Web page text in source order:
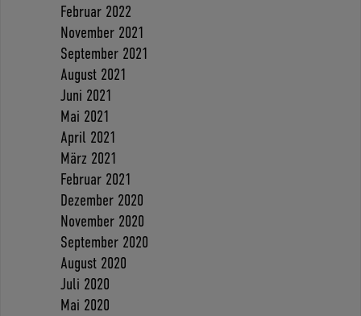
Februar 2022
November 2021
September 2021
August 2021
Juni 2021
Mai 2021
April 2021
März 2021
Februar 2021
Dezember 2020
November 2020
September 2020
August 2020
Juli 2020
Mai 2020